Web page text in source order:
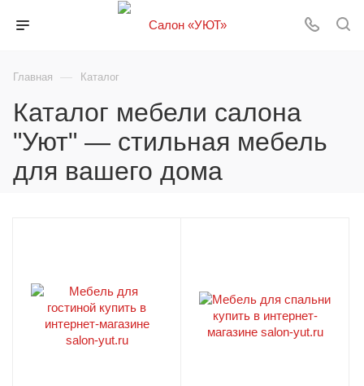
Главная — Каталог
Каталог мебели салона
"Уют" — стильная мебель
для вашего дома